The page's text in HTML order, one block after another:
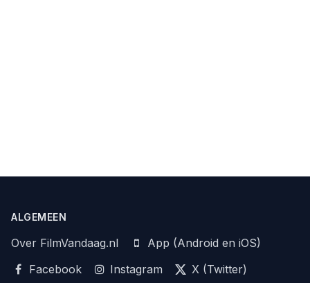
ALGEMEEN
Over FilmVandaag.nl
App (Android en iOS)
Facebook
Instagram
X (Twitter)